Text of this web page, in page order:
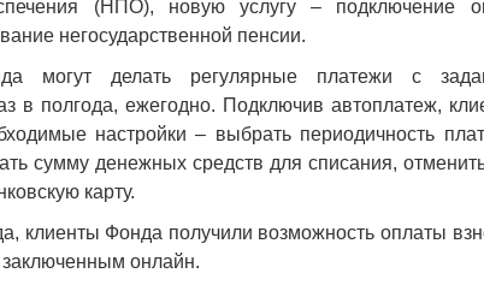
(НПО), новую услугу – подключение
негосударственной пенсии.
могут делать регулярные платежи с
в полгода, ежегодно. Подключив автоплатеж,
настройки – выбрать периодичность
сумму денежных средств для списания,
карту.
клиенты Фонда получили возможность оплаты
онлайн.